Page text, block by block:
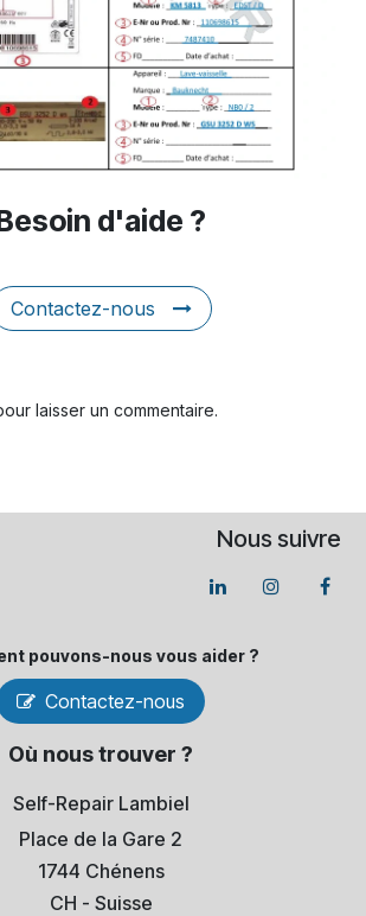
d'aide ?
Contactez-nous
laisser un commentaire.
Nous suivre
pouvons-​nous vous aider ?
Contactez-nous
Où nous trouver ?
Self-Repair Lambiel
Place de la Gare 2
1744 Chénens
​CH - Suisse